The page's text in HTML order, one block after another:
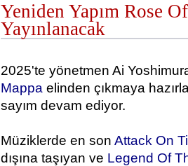
Yeniden Yapım Rose
Yayınlanacak
2025'te yönetmen Ai
Mappa elinden çıkmaya
sayım devam ediyor.
Müziklerde en son Attack On
dışına taşıyan ve Legend Of